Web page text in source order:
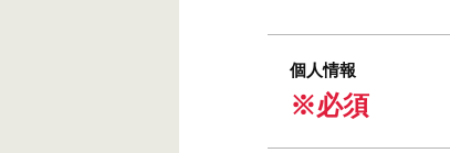
個人情報
※必須